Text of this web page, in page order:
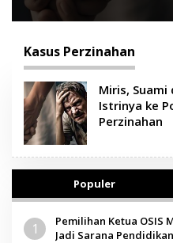
Kasus Perzinahan
Miris, Suami
Istrinya ke
Perzinahan
Populer
1
Pemilihan Ketua OSIS
Jadi Sarana